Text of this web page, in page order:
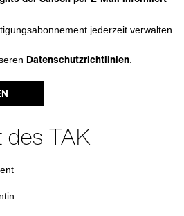
jederzeit verwalten
Datenschutzrichtlinien
TAK